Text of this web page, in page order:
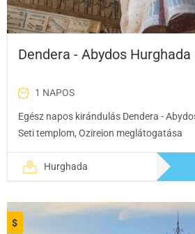
Dendera - Abydos Hurghada
1 NAPOS
Egész napos kirándulás Dendera -
Seti templom, Ozireion meglátogatása
Hurghada
$